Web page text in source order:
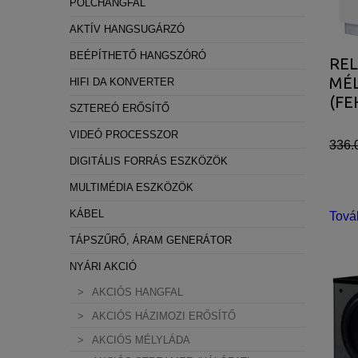
POLCHANGFAL
AKTÍV HANGSUGÁRZÓ
BEÉPÍTHETŐ HANGSZÓRÓ
HIFI DA KONVERTER
SZTEREÓ ERŐSÍTŐ
VIDEÓ PROCESSZOR
DIGITÁLIS FORRÁS ESZKÖZÖK
MULTIMÉDIA ESZKÖZÖK
KÁBEL
TÁPSZŰRŐ, ÁRAM GENERÁTOR
NYÁRI AKCIÓ
AKCIÓS HANGFAL
AKCIÓS HÁZIMOZI ERŐSÍTŐ
AKCIÓS MÉLYLÁDA